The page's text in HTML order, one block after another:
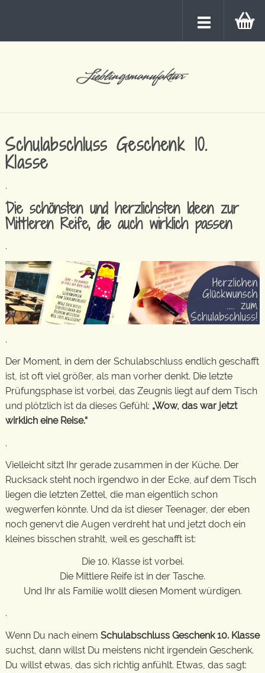
Schulabschluss Geschenk 10.
Klasse
.
Die schönsten und herzlichsten Ideen zur
Mittleren Reife, die auch wirklich passen
.
.
Der Moment, in dem der Schulabschluss endlich geschafft
ist, ist oft viel größer, als man vorher denkt. Die letzte
Prüfungsphase ist vorbei, das Zeugnis liegt auf dem Tisch
und plötzlich ist da dieses Gefühl: „Wow, das war jetzt
wirklich eine Reise.“
.
Vielleicht sitzt Ihr gerade zusammen in der Küche. Der
Rucksack steht noch irgendwo in der Ecke, auf dem Tisch
liegen die letzten Zettel, die man eigentlich schon
wegwerfen könnte. Und da ist dieser Teenager, der eben
noch genervt die Augen verdreht hat und jetzt doch ein
kleines bisschen strahlt, weil es geschafft ist:
Die 10. Klasse ist vorbei.
Die Mittlere Reife ist in der Tasche.
Und Ihr als Familie wollt diesen Moment würdigen.
.
Wenn Du nach einem Schulabschluss Geschenk 10. Klasse
suchst, dann willst Du meistens nicht irgendein Geschenk.
Du willst etwas, das sich richtig anfühlt. Etwas, das sagt: